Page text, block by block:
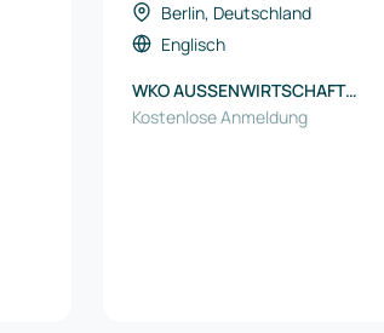
Berlin, Deutschland
Englisch
WKO AUSSENWIRTSCHAFT
AUSTRIA
Kostenlose Anmeldung